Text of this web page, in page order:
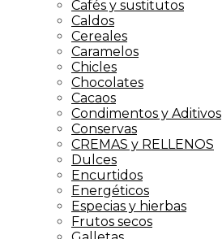
Cafés y sustitutos
Caldos
Cereales
Caramelos
Chicles
Chocolates
Cacaos
Condimentos y Aditivos
Conservas
CREMAS y RELLENOS
Dulces
Encurtidos
Energéticos
Especias y hierbas
Frutos secos